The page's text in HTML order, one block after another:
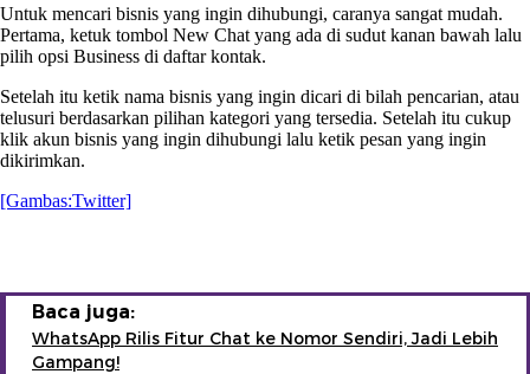
Untuk mencari bisnis yang ingin dihubungi, caranya sangat mudah.
Pertama, ketuk tombol New Chat yang ada di sudut kanan bawah lalu
pilih opsi Business di daftar kontak.
Setelah itu ketik nama bisnis yang ingin dicari di bilah pencarian, atau
telusuri berdasarkan pilihan kategori yang tersedia. Setelah itu cukup
klik akun bisnis yang ingin dihubungi lalu ketik pesan yang ingin
dikirimkan.
[Gambas:Twitter]
Baca juga:
WhatsApp Rilis Fitur Chat ke Nomor Sendiri, Jadi Lebih
Gampang!